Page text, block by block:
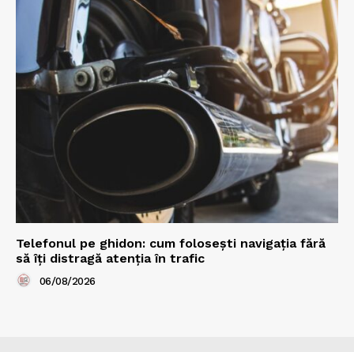
Telefonul pe ghidon: cum folosești navigația fără
să îți distragă atenția în trafic
06/08/2026